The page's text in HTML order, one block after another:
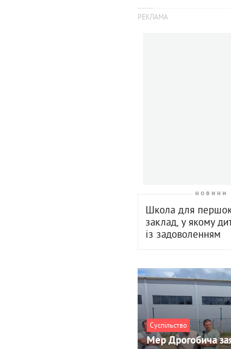
новини
Школа для
заклад, у якому
із задоволенням
Суспільство
Мер Дрогобича